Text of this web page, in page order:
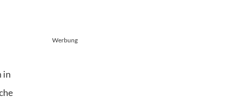
in
Werbung